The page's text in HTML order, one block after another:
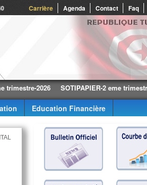
Carrière Agenda Contact Faq
2026 SOTIPAPIER-2 eme trimestre-2026
Education Financière